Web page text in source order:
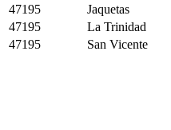
47195
Jaquetas
47195
La Trinidad
47195
San Vicente